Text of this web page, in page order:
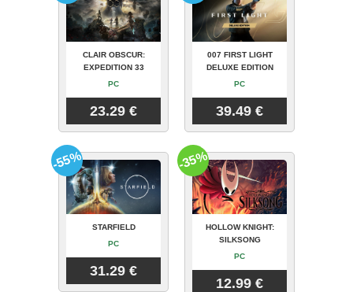
CLAIR OBSCUR:
EXPEDITION 33
PC
23.29 €
007 FIRST LIGHT
DELUXE EDITION
PC
39.49 €
STARFIELD
PC
31.29 €
-55%
HOLLOW KNIGHT:
SILKSONG
PC
12.99 €
-35%